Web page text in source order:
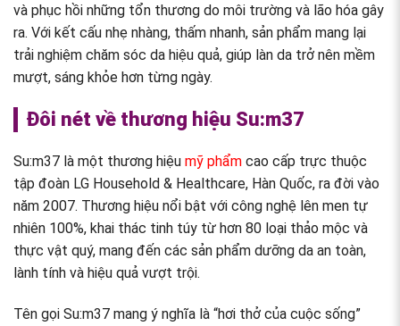
và phục hồi những tổn thương do môi trường và lão hóa gây
ra. Với kết cấu nhẹ nhàng, thấm nhanh, sản phẩm mang lại
trải nghiệm chăm sóc da hiệu quả, giúp làn da trở nên mềm
mượt, sáng khỏe hơn từng ngày.
Đôi nét về thương hiệu Su:m37
Su:m37 là một thương hiệu mỹ phẩm cao cấp trực thuộc
tập đoàn LG Household & Healthcare, Hàn Quốc, ra đời vào
năm 2007. Thương hiệu nổi bật với công nghệ lên men tự
nhiên 100%, khai thác tinh túy từ hơn 80 loại thảo mộc và
thực vật quý, mang đến các sản phẩm dưỡng da an toàn,
lành tính và hiệu quả vượt trội.
Tên gọi Su:m37 mang ý nghĩa là “hơi thở của cuộc sống”